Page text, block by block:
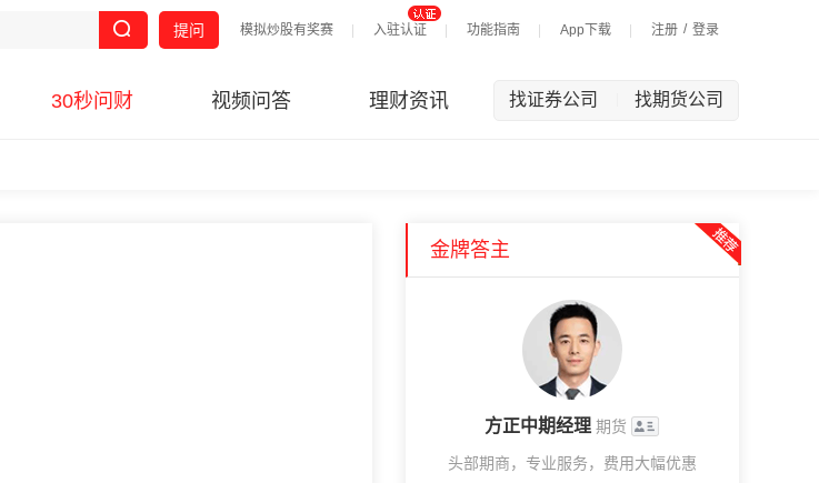
模拟炒股有奖赛 入驻认证 功能指南 App下载 注册 / 登录
提问
30秒问财 视频问答 理财资讯 找证券公司 找期货公司
金牌答主
方正中期经理 期货
头部期商，专业服务，费用大幅优惠